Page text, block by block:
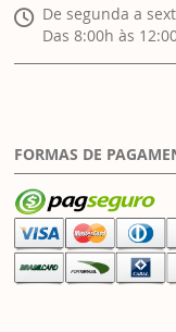
De segunda a
Das 8:00h às
FORMAS DE